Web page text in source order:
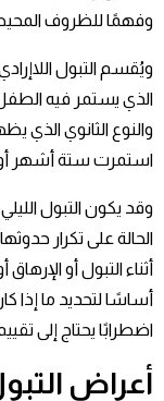
وفهمًا للظروف
ويُقسم التبول
الذي يستمر فيه
والنوع الثانوي
استمرت ستة أشهر أو
وقد يكون التبول
الحالة على تكرار
أثناء التبول أو
أساسًا لتحديد ما إذا
اضطرابًا يحتاج إلى
أعراض